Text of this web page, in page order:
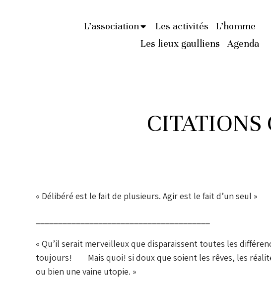
L’association Les activités
L’homme
Les lieux gaulliens
Agenda
CITATIONS
« Délibéré est le fait de plusieurs. Agir est le fait d’un seul »
« Qu’il serait merveilleux que disparaissent toutes les
toujours! Mais quoi! si doux que soient les rêves, les
ou bien une vaine utopie. »